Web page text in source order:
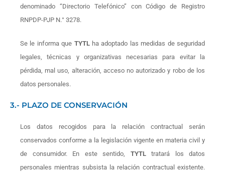
denominado “Directorio Telefónico” con Código de Registro
RNPDP-PJP N.° 3278.
Se le informa que TYTL ha adoptado las medidas de seguridad
legales, técnicas y organizativas necesarias para evitar la
pérdida, mal uso, alteración, acceso no autorizado y robo de los
datos personales.
3.- PLAZO DE CONSERVACIÓN
Los datos recogidos para la relación contractual serán
conservados conforme a la legislación vigente en materia civil y
de consumidor. En este sentido, TYTL tratará los datos
personales mientras subsista la relación contractual existente.